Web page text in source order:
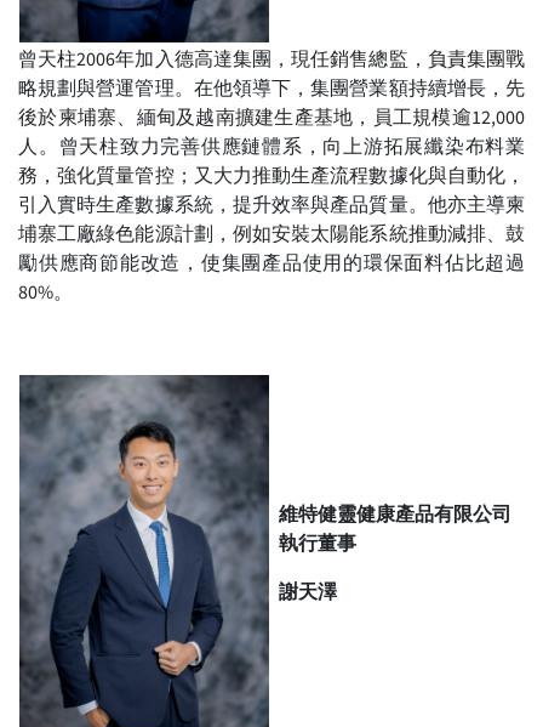
曾天柱2006年加入德高達集團，現任銷售總監，負責集團戰
略規劃與營運管理。在他領導下，集團營業額持續增長，先
後於柬埔寨、緬甸及越南擴建生產基地，員工規模逾12,000
人。曾天柱致力完善供應鏈體系，向上游拓展纖染布料業
務，強化質量管控；又大力推動生產流程數據化與自動化，
引入實時生產數據系統，提升效率與產品質量。他亦主導柬
埔寨工廠綠色能源計劃，例如安裝太陽能系統推動減排、鼓
勵供應商節能改造，使集團產品使用的環保面料佔比超過
80%。
維特健靈健康產品有限公司
執行董事
謝天澤